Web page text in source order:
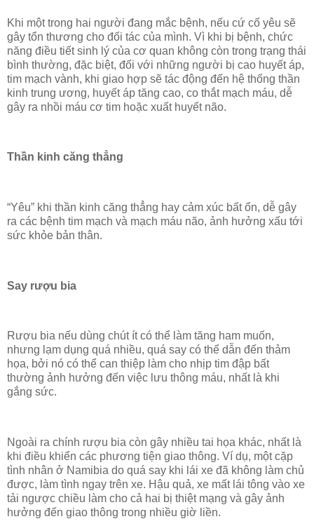
Khi một trong hai người đang mắc bệnh, nếu cứ cố yêu sẽ
gây tổn thương cho đối tác của mình. Vì khi bị bệnh, chức
năng điều tiết sinh lý của cơ quan không còn trong trạng thái
bình thường, đặc biệt, đối với những người bị cao huyết áp,
tim mạch vành, khi giao hợp sẽ tác động đến hệ thống thần
kinh trung ương, huyết áp tăng cao, co thắt mạch máu, dễ
gây ra nhồi máu cơ tim hoặc xuất huyết não.
Thần kinh căng thẳng
“Yêu” khi thần kinh căng thẳng hay cảm xúc bất ổn, dễ gây
ra các bệnh tim mạch và mạch máu não, ảnh hưởng xấu tới
sức khỏe bản thân.
Say rượu bia
Rượu bia nếu dùng chút ít có thể làm tăng ham muốn,
nhưng lạm dụng quá nhiều, quá say có thể dẫn đến thảm
họa, bởi nó có thể can thiệp làm cho nhịp tim đập bất
thường ảnh hưởng đến việc lưu thông máu, nhất là khi
gắng sức.
Ngoài ra chính rượu bia còn gây nhiều tai họa khác, nhất là
khi điều khiển các phương tiện giao thông. Ví dụ, một cặp
tình nhân ở Namibia do quá say khi lái xe đã không làm chủ
được, làm tình ngay trên xe. Hậu quả, xe mất lái tông vào xe
tải ngược chiều làm cho cả hai bị thiệt mạng và gây ảnh
hưởng đến giao thông trong nhiều giờ liền.